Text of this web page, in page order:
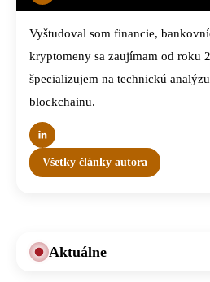
Vyštudoval som financie,
kryptomeny sa zaujímam od roku
špecializujem na technickú
blockchainu.
Všetky články autora
Aktuálne